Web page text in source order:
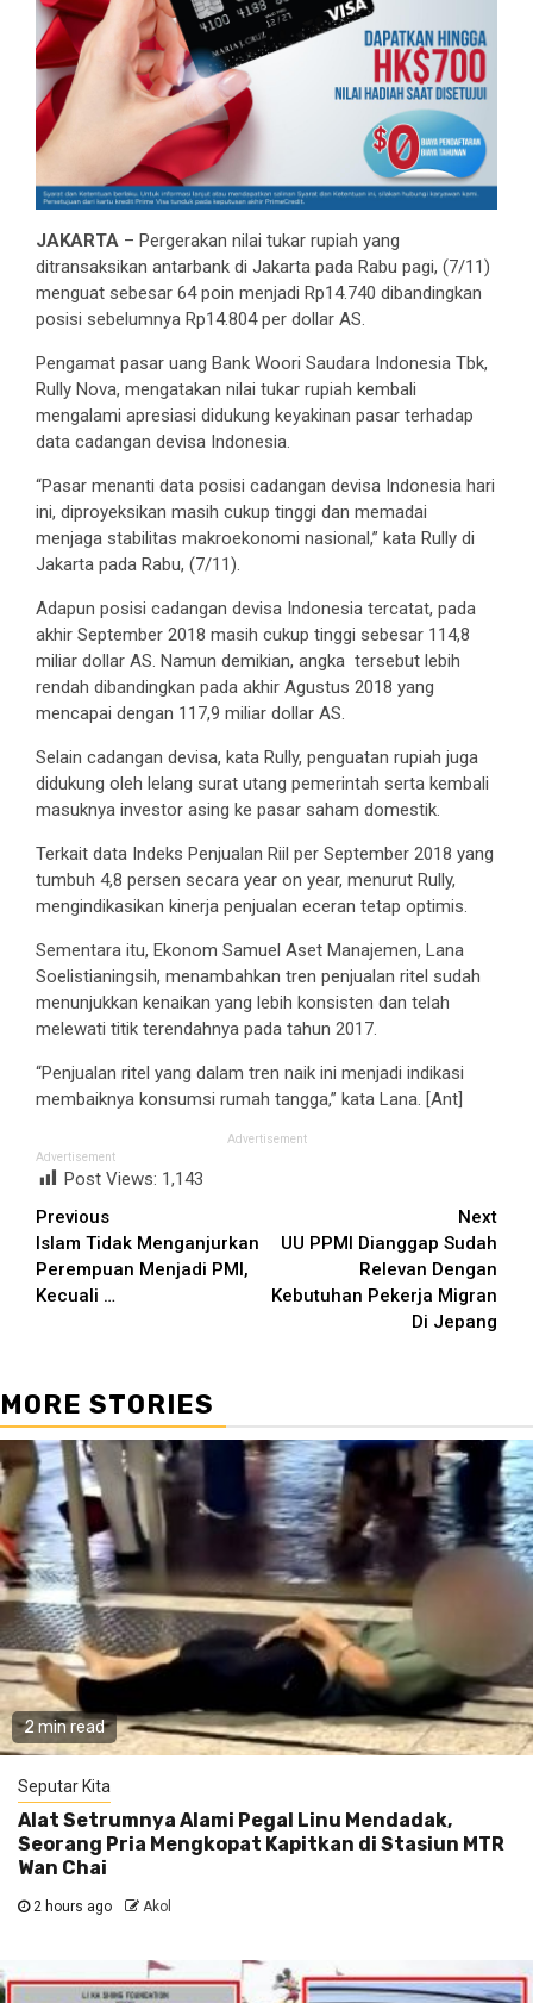
JAKARTA – Pergerakan nilai tukar rupiah yang
ditransaksikan antarbank di Jakarta pada Rabu pagi, (7/11)
menguat sebesar 64 poin menjadi Rp14.740 dibandingkan
posisi sebelumnya Rp14.804 per dollar AS.
Pengamat pasar uang Bank Woori Saudara Indonesia Tbk,
Rully Nova, mengatakan nilai tukar rupiah kembali
mengalami apresiasi didukung keyakinan pasar terhadap
data cadangan devisa Indonesia.
“Pasar menanti data posisi cadangan devisa Indonesia hari
ini, diproyeksikan masih cukup tinggi dan memadai
menjaga stabilitas makroekonomi nasional,” kata Rully di
Jakarta pada Rabu, (7/11).
Adapun posisi cadangan devisa Indonesia tercatat, pada
akhir September 2018 masih cukup tinggi sebesar 114,8
miliar dollar AS. Namun demikian, angka tersebut lebih
rendah dibandingkan pada akhir Agustus 2018 yang
mencapai dengan 117,9 miliar dollar AS.
Selain cadangan devisa, kata Rully, penguatan rupiah juga
didukung oleh lelang surat utang pemerintah serta kembali
masuknya investor asing ke pasar saham domestik.
Terkait data Indeks Penjualan Riil per September 2018 yang
tumbuh 4,8 persen secara year on year, menurut Rully,
mengindikasikan kinerja penjualan eceran tetap optimis.
Sementara itu, Ekonom Samuel Aset Manajemen, Lana
Soelistianingsih, menambahkan tren penjualan ritel sudah
menunjukkan kenaikan yang lebih konsisten dan telah
melewati titik terendahnya pada tahun 2017.
“Penjualan ritel yang dalam tren naik ini menjadi indikasi
membaiknya konsumsi rumah tangga,” kata Lana. [Ant]
Advertisement
Advertisement
Post Views: 1,143
Continue
Reading
Previous
Islam Tidak Menganjurkan
Perempuan Menjadi PMI,
Kecuali …
Next
UU PPMI Dianggap Sudah
Relevan Dengan
Kebutuhan Pekerja Migran
Di Jepang
MORE STORIES
2 min read
Seputar Kita
Alat Setrumnya Alami Pegal Linu Mendadak,
Seorang Pria Mengkopat Kapitkan di Stasiun MTR
Wan Chai
2 hours ago Akol